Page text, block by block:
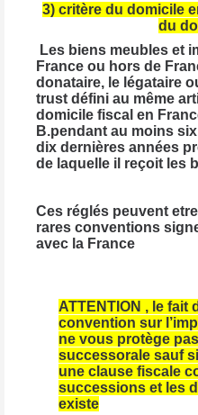
3) critère du domicile
du
Les biens meubles et
France ou hors de
donataire, le légataire
trust défini au même
domicile fiscal en
B.pendant au moins
dix dernières années
de laquelle il reçoit les
Ces réglés peuvent
rares conventions
avec la France
ATTENTION , le fait
convention sur
ne vous protègepas
successorale sauf
une clause fiscale
successions et les
existe